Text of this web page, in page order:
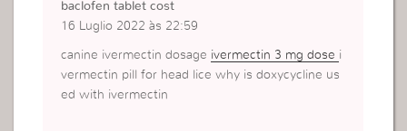
baclofen tablet cost
16 Luglio 2022 às 22:59
canine ivermectin dosage ivermectin 3 mg dose i
vermectin pill for head lice why is doxycycline us
ed with ivermectin